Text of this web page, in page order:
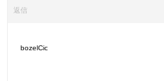
返信
bozelCic